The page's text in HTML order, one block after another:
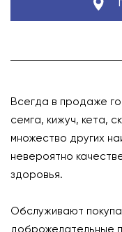
Всегда в продаже
семга, кижуч, кета,
множество других
невероятно
здоровья.
Обслуживают
доброжелательные